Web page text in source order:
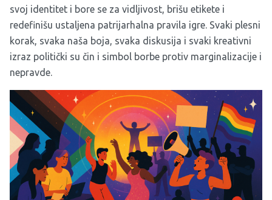
svoj identitet i bore se za vidljivost, brišu etikete i
redefinišu ustaljena patrijarhalna pravila igre. Svaki plesni
korak, svaka naša boja, svaka diskusija i svaki kreativni
izraz politički su čin i simbol borbe protiv marginalizacije i
nepravde.